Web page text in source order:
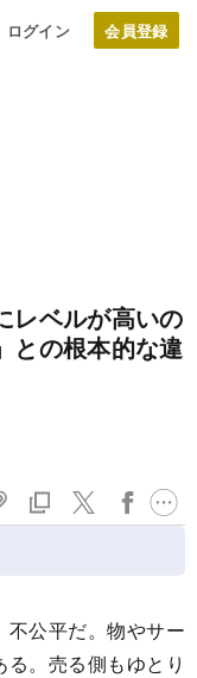
ログイン
レベルが高いの
との根本的な違
公平だ。物やサー
。売る側もゆとり